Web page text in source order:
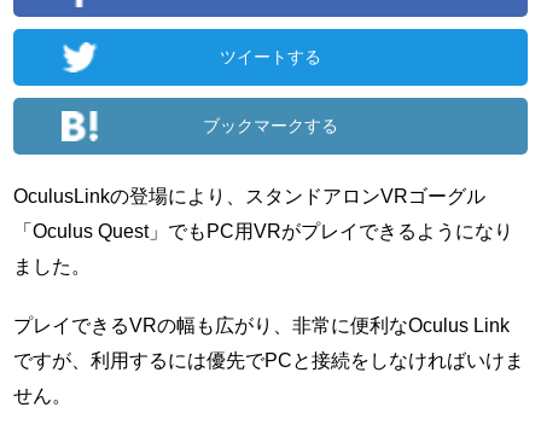
ツイートする
ブックマークする
OculusLinkの登場により、スタンドアロンVRゴーグル
「Oculus Quest」でもPC用VRがプレイできるようになり
ました。
プレイできるVRの幅も広がり、非常に便利なOculus Link
ですが、利用するには優先でPCと接続をしなければいけま
せん。